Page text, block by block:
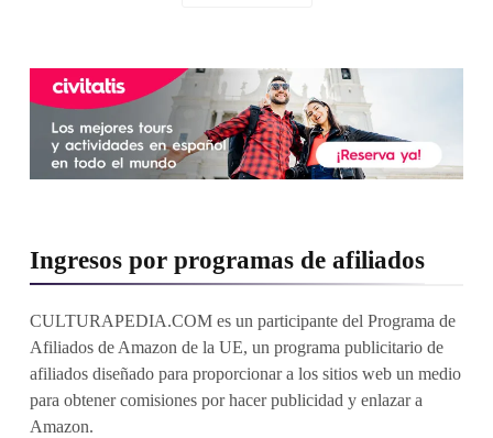
Ingresos por programas de afiliados
CULTURAPEDIA.COM es un participante del Programa de
Afiliados de Amazon de la UE, un programa publicitario de
afiliados diseñado para proporcionar a los sitios web un medio
para obtener comisiones por hacer publicidad y enlazar a
Amazon.